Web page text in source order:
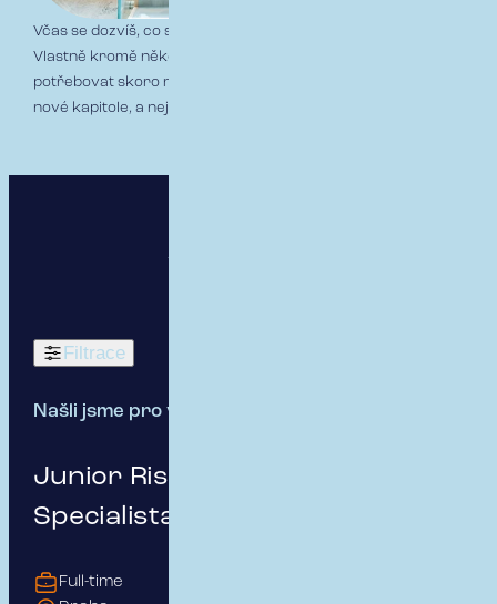
Včas se dozvíš, co si máš vzít na první den k nám do práce.
Vlastně kromě několika vyplněných formulářů nebudeš
potřebovat skoro nic – tedy stačí už jen vykročit vstříc tvé
nové kapitole, a nejlépe „pravou“ 😊
Filtrace
Našli jsme pro vás:
Junior Risk & Insurance
Specialista pro B2B klienty
Full-time